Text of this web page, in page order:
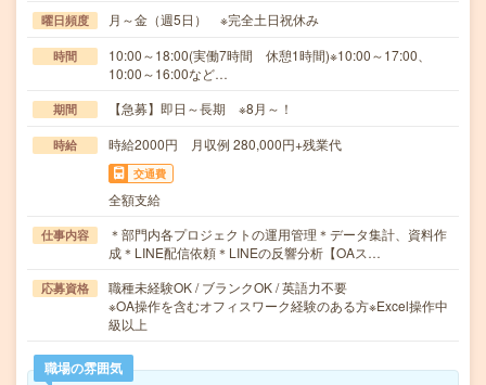
曜日頻度 月～金（週5日） ※完全土日祝休み
時間
10:00～18:00(実働7時間 休憩1時間)※10:00～17:00、
10:00～16:00など…
期間 【急募】即日～長期 ※8月～！
時給 時給2000円 月収例 280,000円+残業代
交通費
全額支給
仕事内容
＊部門内各プロジェクトの運用管理＊データ集計、資料作
成＊LINE配信依頼＊LINEの反響分析【OAス…
応募資格
職種未経験OK / ブランクOK / 英語力不要
※OA操作を含むオフィスワーク経験のある方※Excel操作中
級以上
職場の雰囲気